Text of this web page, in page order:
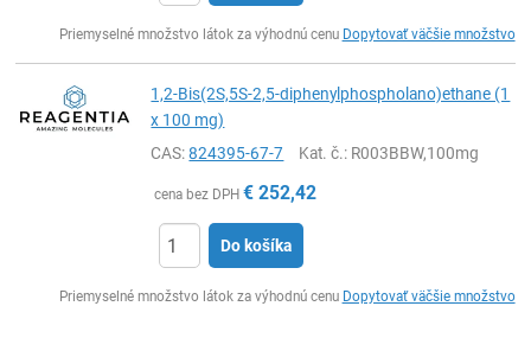
Priemyselné množstvo látok za výhodnú cenu Dopytovať väčšie množstvo
1,2-Bis(2S,5S-2,5-diphenylphospholano)ethane (1
x 100 mg)
CAS:824395-67-7 Kat. č.: R003BBW,100mg
cena bez DPH € 252,42
Do košíka
Priemyselné množstvo látok za výhodnú cenu Dopytovať väčšie množstvo